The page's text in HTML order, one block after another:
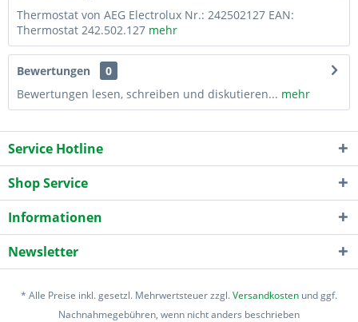
Thermostat von AEG Electrolux Nr.: 242502127 EAN:
Thermostat 242.502.127 mehr
Bewertungen
0
Bewertungen lesen, schreiben und diskutieren... mehr
Service Hotline
Shop Service
Informationen
Newsletter
* Alle Preise inkl. gesetzl. Mehrwertsteuer zzgl.Versandkosten und ggf.
Nachnahmegebühren, wenn nicht anders beschrieben